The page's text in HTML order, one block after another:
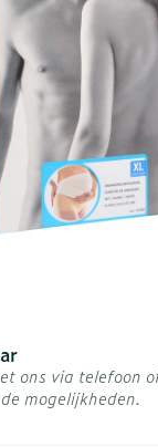
ons via telefoon
mogelijkheden.